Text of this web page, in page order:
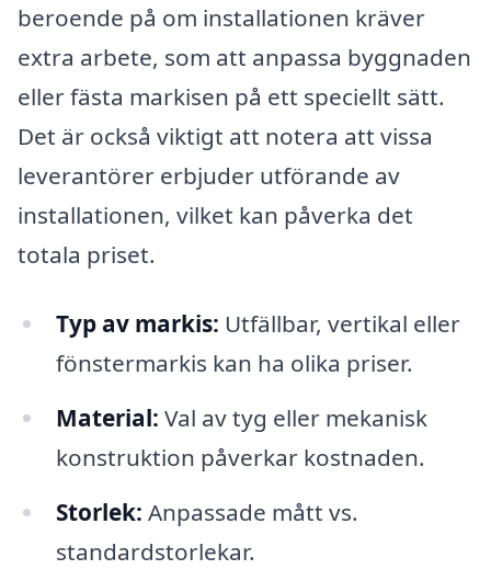
beroende på om installationen kräver
extra arbete, som att anpassa byggnaden
eller fästa markisen på ett speciellt sätt.
Det är också viktigt att notera att vissa
leverantörer erbjuder utförande av
installationen, vilket kan påverka det
totala priset.
Typ av markis: Utfällbar, vertikal eller
fönstermarkis kan ha olika priser.
Material: Val av tyg eller mekanisk
konstruktion påverkar kostnaden.
Storlek: Anpassade mått vs.
standardstorlekar.